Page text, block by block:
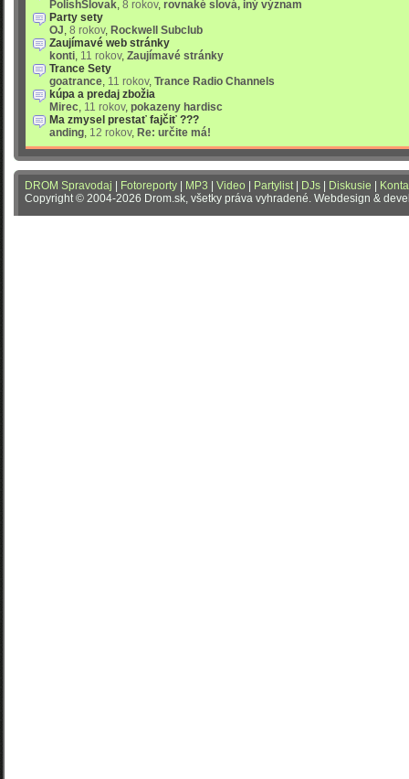
PolishSlovak, 8 rokov, rovnaké slová, iný význam
Party sety
OJ, 8 rokov, Rockwell Subclub
Zaujímavé web stránky
konti, 11 rokov, Zaujímavé stránky
Trance Sety
goatrance, 11 rokov, Trance Radio Channels
kúpa a predaj zbožia
Mirec, 11 rokov, pokazeny hardisc
Ma zmysel prestať fajčiť ???
anding, 12 rokov, Re: určite má!
DROM Spravodaj Fotoreporty MP3 Video Partylist| DJs Diskusie
Copyright © 2004-2026 Drom.sk, všetky práva vyhradené. Webdesign &